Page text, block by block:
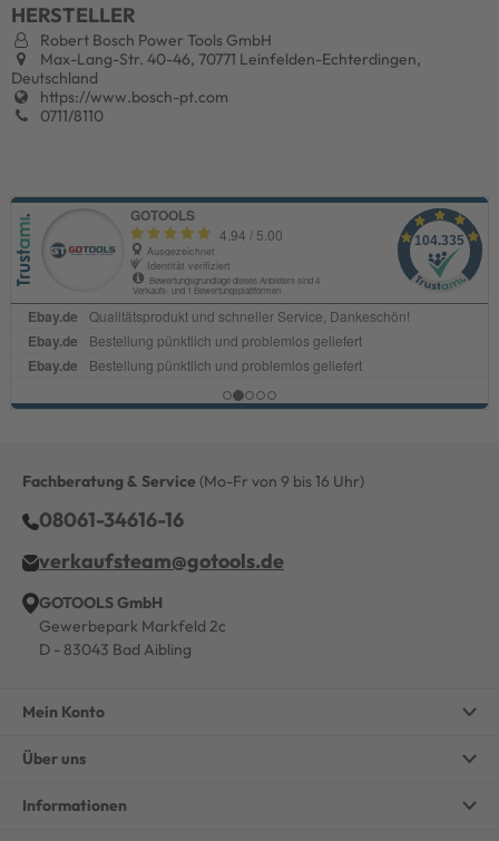
HERSTELLER
Robert Bosch Power Tools GmbH
Max-Lang-Str. 40-46, 70771 Leinfelden-Echterdingen,
Deutschland
https://www.bosch-pt.com
0711/8110
Fachberatung & Service (Mo-Fr von 9 bis 16 Uhr)
08061-34616-16
verkaufsteam@gotools.de
GOTOOLS GmbH
Gewerbepark Markfeld 2c
D - 83043 Bad Aibling
Mein Konto
Über uns
Informationen